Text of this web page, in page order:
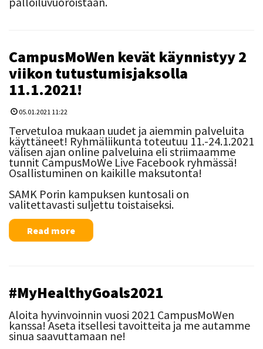
CampusMoWen kevät käynnistyy 2
viikon tutustumisjaksolla
11.1.2021!
05.01.2021 11:22
Tervetuloa mukaan uudet ja aiemmin palveluita
käyttäneet! Ryhmäliikunta toteutuu 11.-24.1.2021
välisen ajan online palveluina eli striimaamme
tunnit CampusMoWe Live Facebook ryhmässä!
Osallistuminen on kaikille maksutonta!
SAMK Porin kampuksen kuntosali on
valitettavasti suljettu toistaiseksi.
Read more
#MyHealthyGoals2021
Aloita hyvinvoinnin vuosi 2021 CampusMoWen
kanssa! Aseta itsellesi tavoitteita ja me autamme
sinua saavuttamaan ne!